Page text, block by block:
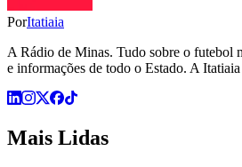
PorItatiaia
A Rádio de Minas. Tudo sobre o futebol
e informações de todo o Estado. A
Mais Lidas